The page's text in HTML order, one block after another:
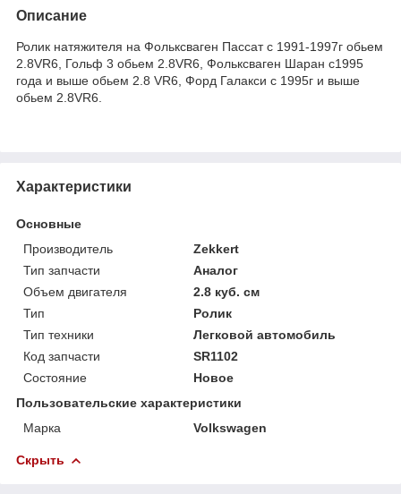
Описание
Ролик натяжителя на Фольксваген Пассат с 1991-1997г обьем
2.8VR6, Гольф 3 обьем 2.8VR6, Фольксваген Шаран с1995
года и выше обьем 2.8 VR6, Форд Галакси с 1995г и выше
обьем 2.8VR6.
Характеристики
Основные
Производитель
Zekkert
Тип запчасти
Аналог
Объем двигателя
2.8 куб. см
Тип
Ролик
Тип техники
Легковой автомобиль
Код запчасти
SR1102
Состояние
Новое
Пользовательские характеристики
Марка
Volkswagen
Скрыть